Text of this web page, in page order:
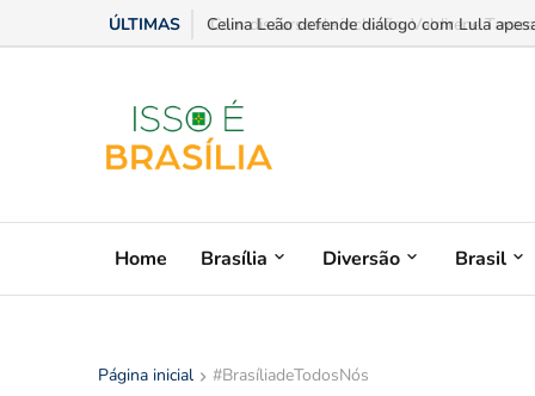
ÚLTIMAS Celina Leão defende diálogo com Lula
Home Brasília Diversão Brasil
Página inicial #BrasíliadeTodosNós